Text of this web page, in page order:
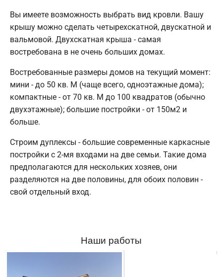
Вы имеете возможность выбрать вид кровли. Вашу
крышу можно сделать четырехскатной, двускатной и
вальмовой. Двухскатная крыша - самая
востребована в не очень больших домах.
Востребованные размеры домов на текущий момент:
мини - до 50 кв. М (чаще всего, одноэтажные дома);
компактные - от 70 кв. М до 100 квадратов (обычно
двухэтажные); большие постройки - от 150м2 и
больше.
Строим дуплексы - большие современные каркасные
постройки с 2-мя входами на две семьи. Такие дома
предполагаются для нескольких хозяев, они
разделяются на две половины, для обоих половин -
свой отдельный вход.
Наши работы